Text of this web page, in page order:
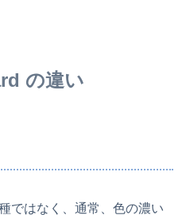
の違い
ではなく、通常、色の濃い